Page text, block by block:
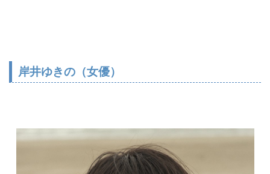
岸井ゆきの（女優）